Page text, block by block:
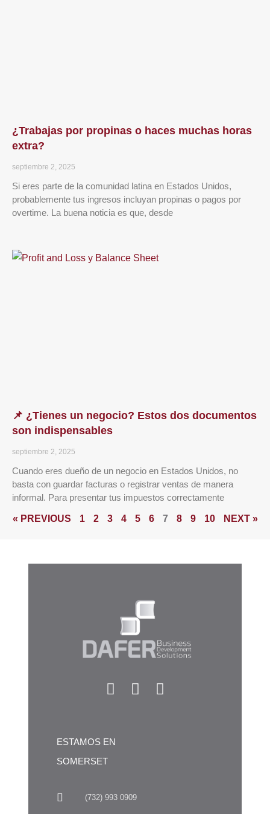
¿Trabajas por propinas o haces muchas horas
extra?
septiembre 2, 2025
Si eres parte de la comunidad latina en Estados Unidos,
probablemente tus ingresos incluyan propinas o pagos por
overtime. La buena noticia es que, desde
📌 ¿Tienes un negocio? Estos dos documentos
son indispensables
septiembre 2, 2025
Cuando eres dueño de un negocio en Estados Unidos, no
basta con guardar facturas o registrar ventas de manera
informal. Para presentar tus impuestos correctamente
« PREVIOUS 1 2 3 4 5 6 7 8 9 10 NEXT »
ESTAMOS EN
SOMERSET
(732) 993 0909